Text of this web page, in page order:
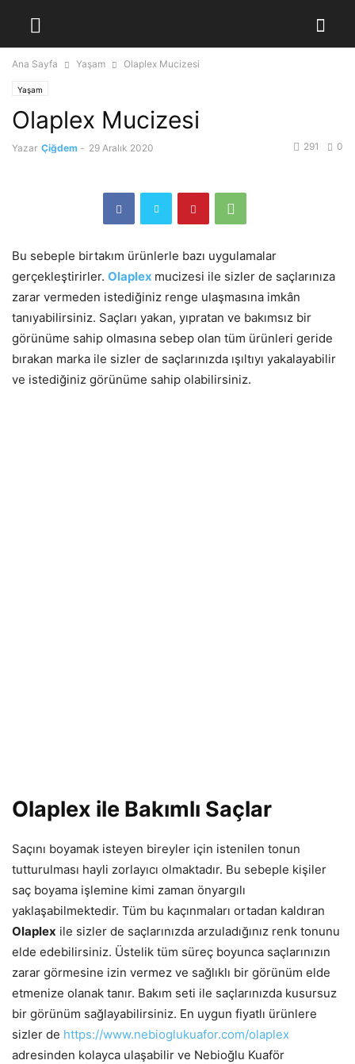
Ana Sayfa Yaşam Olaplex Mucizesi
Yaşam
Olaplex Mucizesi
Yazar Çiğdem - 29 Aralık 2020 0
291
Bu sebeple birtakım ürünlerle bazı uygulamalar
gerçekleştirirler. Olaplex mucizesi ile sizler de saçlarınıza
zarar vermeden istediğiniz renge ulaşmasına imkân
tanıyabilirsiniz. Saçları yakan, yıpratan ve bakımsız bir
görünüme sahip olmasına sebep olan tüm ürünleri geride
bırakan marka ile sizler de saçlarınızda ışıltıyı yakalayabilir
ve istediğiniz görünüme sahip olabilirsiniz.
Olaplex ile Bakımlı Saçlar
Saçını boyamak isteyen bireyler için istenilen tonun
tutturulması hayli zorlayıcı olmaktadır. Bu sebeple kişiler
saç boyama işlemine kimi zaman önyargılı
yaklaşabilmektedir. Tüm bu kaçınmaları ortadan kaldıran
Olaplex ile sizler de saçlarınızda arzuladığınız renk tonunu
elde edebilirsiniz. Üstelik tüm süreç boyunca saçlarınızın
zarar görmesine izin vermez ve sağlıklı bir görünüm elde
etmenize olanak tanır. Bakım seti ile saçlarınızda kusursuz
bir görünüm sağlayabilirsiniz. En uygun fiyatlı ürünlere
sizler de https://www.nebioglukuafor.com/olaplex
adresinden kolayca ulaşabilir ve Nebioğlu Kuaför